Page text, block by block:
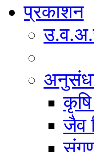
प्रकाशन
कृषि
जैव